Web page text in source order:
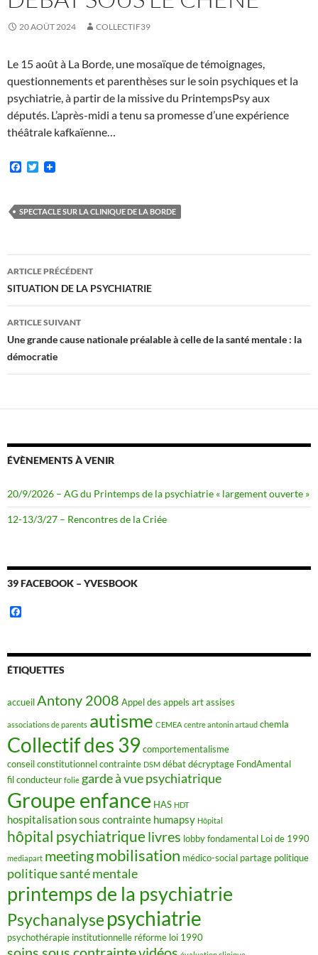
20 AOÛT 2024 COLLECTIF39
Le 15 août à La Borde, une mosaïque de témoignages,
questionnements et parenthèses sur le soin psychiques et la
psychiatrie, à partir de la missive du PrintempsPsy aux
députés. L’après-midi a tenu sa promesse d’une expérience
théâtrale kafkaïenne…
F
b
o
T
t
e
SPECTACLE SUR LA CLINIQUE DE LA BORDE
Navigation
des
articles
ARTICLE PRÉCÉDENT
SITUATION DE LA PSYCHIATRIE
ARTICLE SUIVANT
Une grande cause nationale préalable à celle de la santé mentale : la
démocratie
ÉVÈNEMENTS À VENIR
20/9/2026 – AG du Printemps de la psychiatrie « largement ouverte »
12-13/3/27 – Rencontres de la Criée
39 FACEBOOK – YVESBOOK
b
o
o
ÉTIQUETTES
accueilAntony 2008 Appel des appels artassises
associations de parents autisme CEMEA centre antonin artaud chemla
Collectif des 39 comportementalisme
conseil constitutionnelcontrainte DSM débatdécryptage FondAmental
fil conducteur folie garde à vue psychiatrique
Groupe enfance HAS HDT
hospitalisation sous contrainte humapsy Hôpital
hôpital psychiatriquelivres lobby fondamental Loi de 1990
mediapart meetingmobilisation médico-social partage politique
politique santé mentale
printemps de la psychiatrie
Psychanalyse psychiatrie
psychothérapie institutionnelle réforme loi 1990